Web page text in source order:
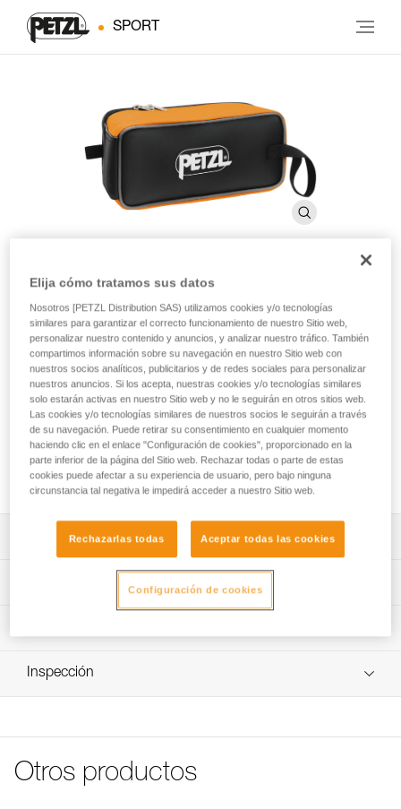
SPORT
Bolsa FAKIR
Bolsa robusta para crampones
La bolsa FAKIR permite transportar crampones y también
sirve para llevar tornillos de hielo, hojas de recambio... El
fondo semirrígido reforzado protege la mochila de las puntas
del crampón. El material se seca rápidamente gracias a la
rejilla que permite una buena ventilación y evacuación del
agua.
Descripción
Funda reforzada para llevar los crampones y proteger la
mochila de las puntas afiladas.
Peso: 140 g
Características por referencia
Pack : 1
Descargar el pdf CRAMPONS - ACCESSORY
COMPATIBILITY
FAQ
Ver todo el contenido técnico
Inspección
Otros productos
Elija cómo tratamos sus datos
Nosotros [PETZL Distribution SAS) utilizamos cookies y/o tecnologías
similares para garantizar el correcto funcionamiento de nuestro Sitio web,
personalizar nuestro contenido y anuncios, y analizar nuestro tráfico. También
compartimos información sobre su navegación en nuestro Sitio web con
nuestros socios analíticos, publicitarios y de redes sociales para personalizar
nuestros anuncios. Si los acepta, nuestras cookies y/o tecnologías similares
solo estarán activas en nuestro Sitio web y no le seguirán en otros sitios web.
Las cookies y/o tecnologías similares de nuestros socios le seguirán a través
de su navegación. Puede retirar su consentimiento en cualquier momento
haciendo clic en el enlace "Configuración de cookies", proporcionado en la
parte inferior de la página del Sitio web. Rechazar todas o parte de estas
cookies puede afectar a su experiencia de usuario, pero bajo ninguna
circunstancia tal negativa le impedirá acceder a nuestro Sitio web.
Rechazarlas todas Aceptar todas las cookies
Configuración de cookies